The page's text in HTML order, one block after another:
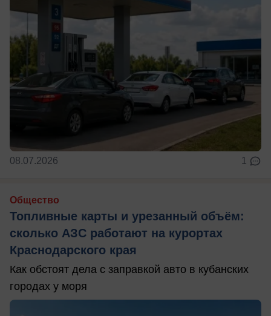
08.07.2026 1
Общество
Топливные карты и урезанный объём:
сколько АЗС работают на курортах
Краснодарского края
Как обстоят дела с заправкой авто в кубанских
городах у моря